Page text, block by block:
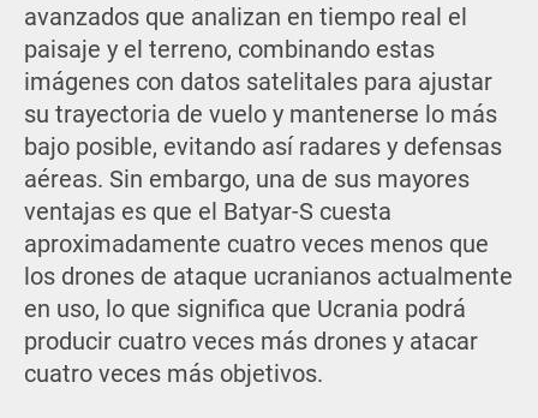
avanzados que analizan en tiempo real el
paisaje y el terreno, combinando estas
imágenes con datos satelitales para ajustar
su trayectoria de vuelo y mantenerse lo más
bajo posible, evitando así radares y defensas
aéreas. Sin embargo, una de sus mayores
ventajas es que el Batyar-S cuesta
aproximadamente cuatro veces menos que
los drones de ataque ucranianos actualmente
en uso, lo que significa que Ucrania podrá
producir cuatro veces más drones y atacar
cuatro veces más objetivos.